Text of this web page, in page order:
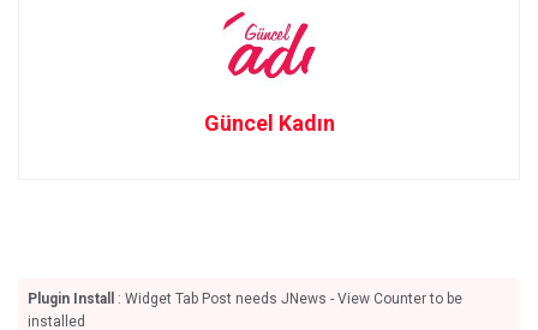
Güncel Kadın
Plugin Install
: Widget Tab Post needs JNews - View Counter to be
installed